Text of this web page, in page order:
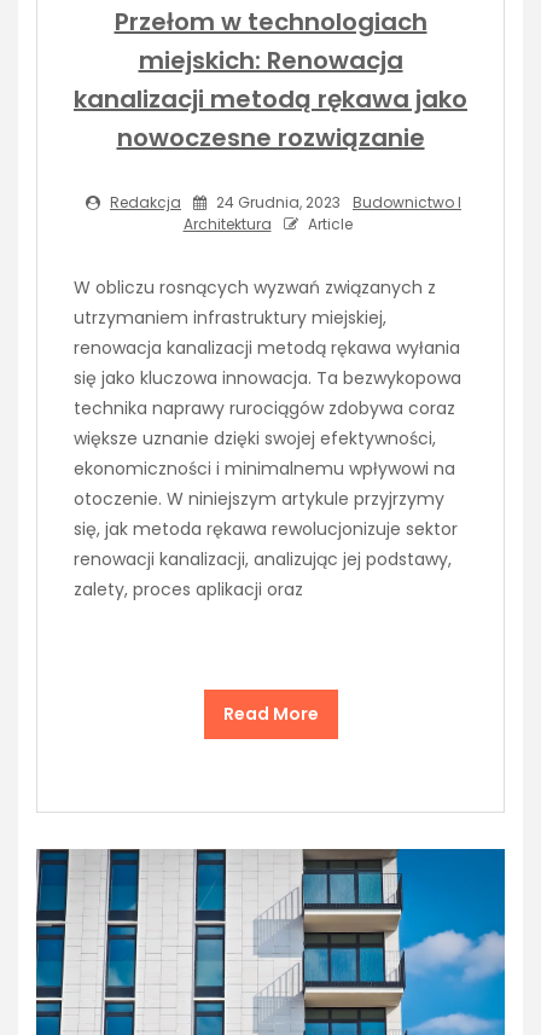
Przełom w technologiach
miejskich: Renowacja
kanalizacji metodą rękawa jako
nowoczesne rozwiązanie
Redakcja 24 Grudnia, 2023
Budownictwo I
Architektura
Article
W obliczu rosnących wyzwań związanych z
utrzymaniem infrastruktury miejskiej,
renowacja kanalizacji metodą rękawa wyłania
się jako kluczowa innowacja. Ta bezwykopowa
technika naprawy rurociągów zdobywa coraz
większe uznanie dzięki swojej efektywności,
ekonomiczności i minimalnemu wpływowi na
otoczenie. W niniejszym artykule przyjrzymy
się, jak metoda rękawa rewolucjonizuje sektor
renowacji kanalizacji, analizując jej podstawy,
zalety, proces aplikacji oraz
Read More